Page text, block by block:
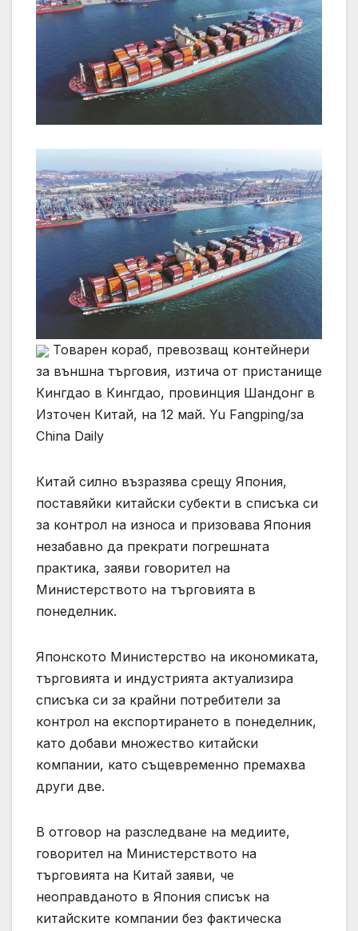
Товарен кораб, превозващ контейнери
за външна търговия, изтича от пристанище
Кингдао в Кингдао, провинция Шандонг в
Източен Китай, на 12 май. Yu Fangping/за
China Daily
Китай силно възразява срещу Япония,
поставяйки китайски субекти в списъка си
за контрол на износа и призовава Япония
незабавно да прекрати погрешната
практика, заяви говорител на
Министерството на търговията в
понеделник.
Японското Министерство на икономиката,
търговията и индустрията актуализира
списъка си за крайни потребители за
контрол на експортирането в понеделник,
като добави множество китайски
компании, като същевременно премахва
други две.
В отговор на разследване на медиите,
говорител на Министерството на
търговията на Китай заяви, че
неоправданото в Япония списък на
китайските компании без фактическа